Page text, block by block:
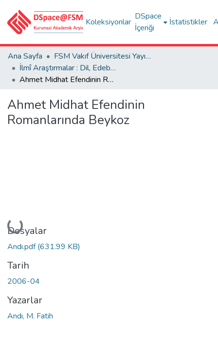
Koleksiyonlar
DSpace
İçeriği
İstatistikler
Ana Sayfa
FSM Vakıf Üniversitesi Yayınları / Publications of FSM Vakif University
İlmî Araştırmalar : Dil, Edebiyat, Tarih İncelemeleri
Ahmet Midhat Efendinin Romanlarında Beykoz
Ahmet Midhat Efendinin
Romanlarında Beykoz
Yükleniyor...
Dosyalar
Andı.pdf(631.99 KB)
Tarih
2006-04
Yazarlar
Andı, M. Fatih